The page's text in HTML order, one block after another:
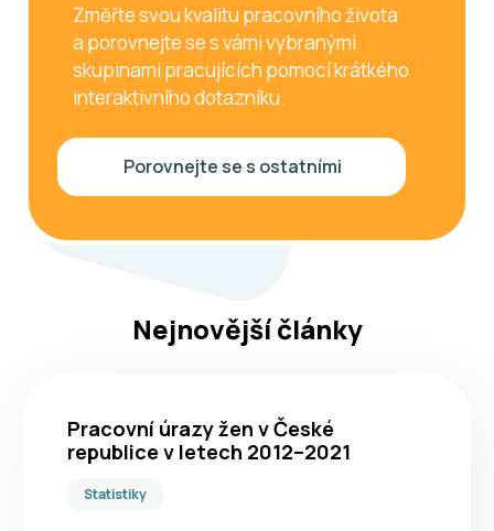
Změřte svou kvalitu pracovního života
a porovnejte se s vámi vybranými
skupinami pracujících pomocí krátkého
interaktivního dotazníku.
Porovnejte se s ostatními
Nejnovější články
Pracovní úrazy žen v České
republice v letech 2012–2021
Statistiky